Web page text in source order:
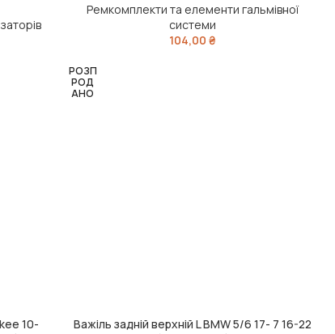
Ремкомплекти та елементи гальмівної
системи
104,00₴
10-
РОЗП
РОД
АНО
ЧИТАТИ ДАЛІ
Важіль задній верхній L BMW 5/6 17- 7 16-22